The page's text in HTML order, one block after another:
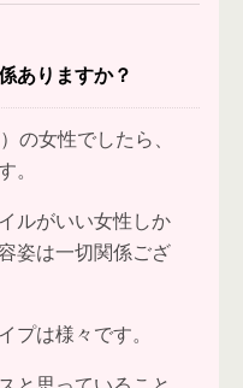
ありますか？
の女性でしたら、
。
ルがいい女性しか
姿は一切関係ござ
プは様々です。